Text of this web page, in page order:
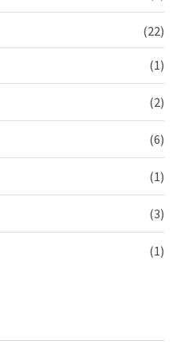
(22)
(1)
(2)
(6)
(1)
(3)
(1)